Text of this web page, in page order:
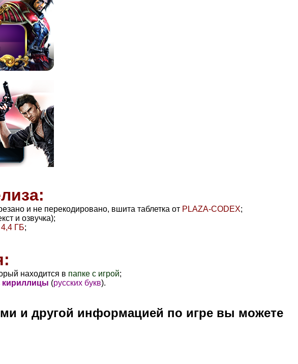
и не перекодировано, вшита таблетка от PLAZA-CODEX;
и озвучка);
4,4 ГБ;
находится в папке с игрой;
кириллицы (русских букв).
и другой информацией по игре вы можете